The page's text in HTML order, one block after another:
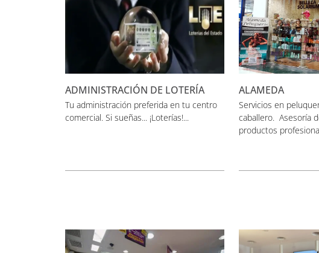
ADMINISTRACIÓN DE LOTERÍA
Tu administración preferida en tu centro
comercial. Si sueñas... ¡Loterías!...
ALAMEDA
Servicios en
caballero. Asesoría
productos